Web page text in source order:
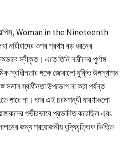
Woman in the Nineteenth
নারীবাদের ওপর প্রথম বড় ধরনের
স্বীকৃত। এতে তিনি নারীদের পূর্ণাঙ্গ
স্বাধীনতার পক্ষে জোরালো যুক্তি উপস্থাপন
সমান স্বাধীনতা উপভোগ না করা পর্যন্ত
পারে না। তার এই চরমপন্থী ধারণাগুলো
গভীরভাবে প্রভাবিত করেছিল এবং
জন্য প্রয়োজনীয় বুদ্ধিবৃত্তিক ভিত্তি